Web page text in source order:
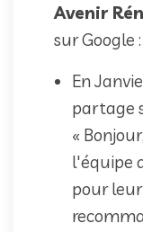
Avenir
sur Google :
En
partage
«
l'équipe
pour leur